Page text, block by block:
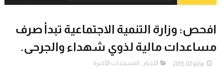
افحص: وزارة التنمية الاجتماعية تبدأ صرف
مساعدات مالية لذوي شهداء والجرحى.
يوليو 03, 2019 الأخبار , المستجدات الأخيرة